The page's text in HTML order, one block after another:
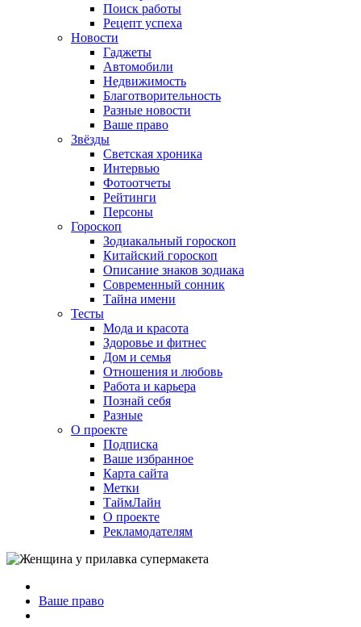
Поиск работы
Рецепт успеха
Новости
Гаджеты
Автомобили
Недвижимость
Благотворительность
Разные новости
Ваше право
Звёзды
Светская хроника
Интервью
Фотоотчеты
Рейтинги
Персоны
Гороскоп
Зодиакальный гороскоп
Китайский гороскоп
Описание знаков зодиака
Современный сонник
Тайна имени
Тесты
Мода и красота
Здоровье и фитнес
Дом и семья
Отношения и любовь
Работа и карьера
Познай себя
Разные
О проекте
Подписка
Ваше избранное
Карта сайта
Метки
ТаймЛайн
О проекте
Рекламодателям
Ваше право